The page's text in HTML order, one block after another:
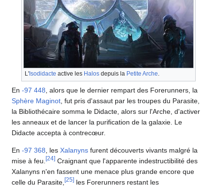
L'Isodidacte active les Halos depuis la Petite Arche
En -97 448 , alors que le dernier rempart des Forerunners, la
Sphère Maginot , fut pris d'assaut par les troupes du Parasite,
la Bibliothécaire somma le Didacte, alors sur l'Arche, d'activer
les anneaux et de lancer la purification de la galaxie. Le
Didacte accepta à contrecœur.
En -97 368 , les Xalanyns furent découverts vivants malgré la
mise à feu. [24] Craignant que l'apparente indestructibilité des
Xalanyns n'en fassent une menace plus grande encore que
celle du Parasite, [25] les Forerunners restant les